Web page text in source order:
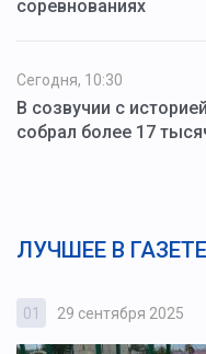
соревнованиях
Сегодня, 10:30
В созвучии с
собрал более 17
ЛУЧШЕЕ В ГАЗЕТЕ
01 29 сентября 2025